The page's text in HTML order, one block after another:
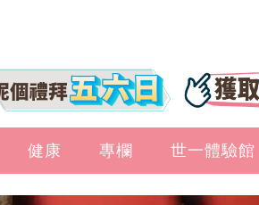
健康 專欄 世一體驗館